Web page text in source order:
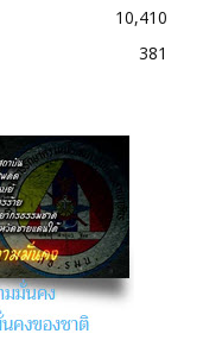
10,410
381